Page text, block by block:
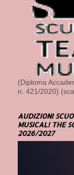
(Diploma
n. 421/2020)
AUDIZIONI
MUSICAL! THE
2026/2027